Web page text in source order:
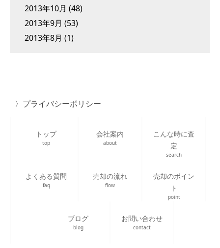
2013年10月 (48)
2013年9月 (53)
2013年8月 (1)
プライバシーポリシー
トップ
top
会社案内
about
こんな時に査
定
search
よくある質問
faq
売却の流れ
flow
売却のポイン
ト
point
ブログ
blog
お問い合わせ
contact